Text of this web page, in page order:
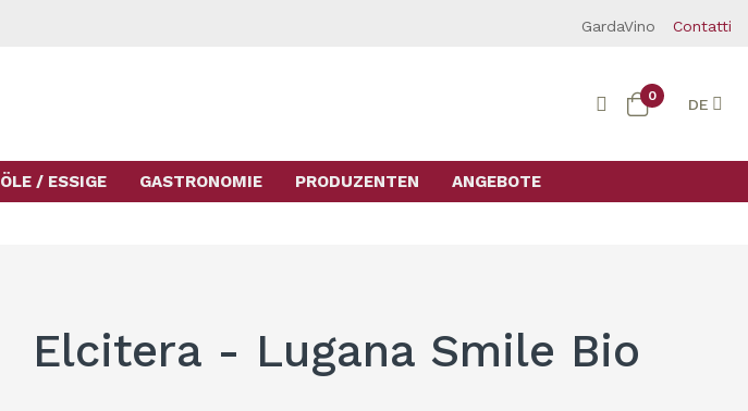
GardaVino Contatti
0 DE
ÖLE / ESSIGE GASTRONOMIE PRODUZENTEN ANGEBOTE
Elcitera - Lugana Smile Bio